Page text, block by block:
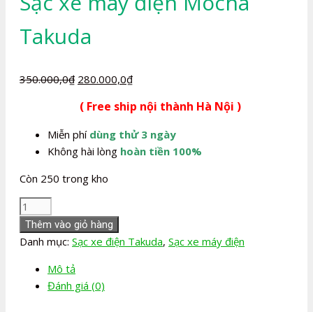
Takuda
350.000,0₫ Giá
là:
350.000,0₫.
280.000,0₫Giá
tại
là:
280.000,0₫.
( Free ship nội thành Hà Nội )
Miễn phí dùng thử 3 ngày
Không hài lòng hoàn tiền 100%
Còn 250 trong kho
Sạc
xe
máy
Mocha
Takuda
Thêm vào giỏ hàng
Danh mục: Sạc xe điện Takuda, Sạc xe máy điện
Mô tả
Đánh giá (0)